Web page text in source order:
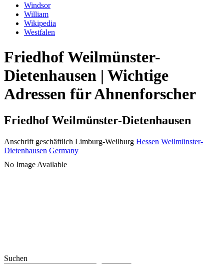
Windsor
William
Wikipedia
Westfalen
Friedhof Weilmünster-
Dietenhausen | Wichtige
Adressen für Ahnenforscher
Friedhof Weilmünster-Dietenhausen
Anschrift geschäftlich Limburg-Weilburg Hessen Weilmünster-
Dietenhausen Germany
No Image Available
Suchen